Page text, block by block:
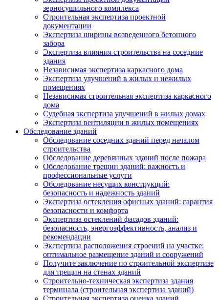
зерносушильного комплекса
Строительная экспертиза проектной
документации
Экспертиза ширины возведенного бетонного
забора
Экспертиза влияния строительства на соседние
здания
Независимая экспертиза каркасного дома
Экспертиза улучшений в жилых и нежилых
помещениях
Независимая строительная экспертиза каркасного
дома
Судебная экспертиза улучшений в жилых домах
Экспертиза вентиляции в жилых помещениях
Обследование зданий
Обследование соседних зданий перед началом
строительства
Обследование деревянных зданий после пожара
Обследование трещин зданий: важность и
профессиональные услуги
Обследование несущих конструкций:
безопасность и надежность зданий
Экспертиза остекления офисных зданий: гарантия
безопасности и комфорта
Экспертиза остеклений фасадов зданий:
безопасность, энергоэффективность, анализ и
рекомендации
Экспертиза расположения строений на участке:
оптимальное размещение зданий и сооружений
Получите заключение по строительной экспертизе
для трещин на стенах зданий
Строительно-техническая экспертиза здания
терминала (строительная экспертиза зданий)
Строительная экспертиза оценка зданий